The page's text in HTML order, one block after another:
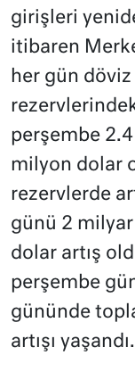
girişleri
itibaren
her gün döviz
perşembe
milyon dolar
rezervlerde
günü 2 milyar
dolar artış
perşembe
gününde
artışı yaşandı.